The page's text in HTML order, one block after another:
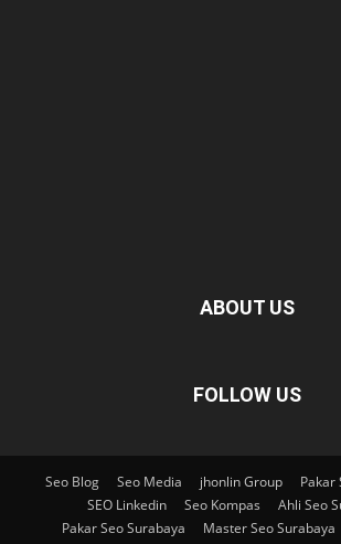
ABOUT US
FOLLOW US
Seo Blog Seo Media jhonlin Group Pakar
SEO Linkedin
Seo Kompas
Ahli Seo
Pakar Seo Surabaya
Master Seo Surabaya